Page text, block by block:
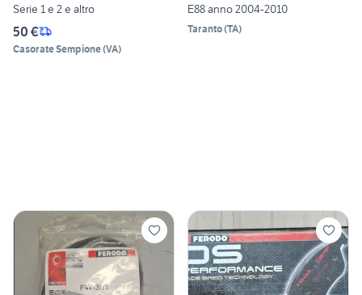
Serie 1 e 2 e altro
50 €
Casorate Sempione(VA)
E88 anno 2004-2010
Taranto(TA)